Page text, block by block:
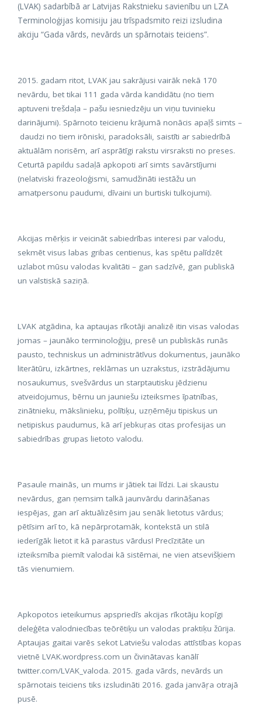
(LVAK) sadarbībā ar Latvijas Rakstnieku savienību un LZA
Terminoloģijas komisiju jau trīspadsmito reizi izsludina
akciju “Gada vārds, nevārds un spārnotais teiciens”.
2015. gadam ritot, LVAK jau sakrājusi vairāk nekā 170
nevārdu, bet tikai 111 gada vārda kandidātu (no tiem
aptuveni trešdaļa – pašu iesniedzēju un viņu tuvinieku
darinājumi). Spārnoto teicienu krājumā nonācis apaļš simts –
daudzi no tiem irōniski, paradoksāli, saistīti ar sabiedrībā
aktuālām norisēm, arī asprātīgi rakstu virsraksti no preses.
Ceturtā papildu sadaļā apkopoti arī simts savārstījumi
(nelatviski frazeoloģismi, samudžināti iestāžu un
amatpersonu paudumi, dīvaini un burtiski tulkojumi).
Akcijas mērķis ir veicināt sabiedrības interesi par valodu,
sekmēt visus labas gribas centienus, kas spētu palīdzēt
uzlabot mūsu valodas kvalitāti – gan sadzīvē, gan publiskā
un valstiskā saziņā.
LVAK atgādina, ka aptaujas rīkotāji analizē itin visas valodas
jomas – jaunāko terminoloģiju, presē un publiskās runās
pausto, techniskus un administrātīvus dokumentus, jaunāko
literātūru, izkārtnes, reklāmas un uzrakstus, izstrādājumu
nosaukumus, svešvārdus un starptautisku jēdzienu
atveidojumus, bērnu un jauniešu izteiksmes īpatnības,
zinātnieku, mākslinieku, polītiķu, uzņēmēju tipiskus un
netipiskus paudumus, kā arī jebkuŗas citas profesijas un
sabiedrības grupas lietoto valodu.
Pasaule mainās, un mums ir jātiek tai līdzi. Lai skaustu
nevārdus, gan ņemsim talkā jaunvārdu darināšanas
iespējas, gan arī aktuālizēsim jau senāk lietotus vārdus;
pētīsim arī to, kā nepārprotamāk, kontekstā un stilā
iederīgāk lietot it kā parastus vārdus! Precīzitāte un
izteiksmība piemīt valodai kā sistēmai, ne vien atsevišķiem
tās vienumiem.
Apkopotos ieteikumus apspriedīs akcijas rīkotāju kopīgi
deleģēta valodniecības teōrētiķu un valodas praktiķu žūrija.
Aptaujas gaitai varēs sekot Latviešu valodas attīstības kopas
vietnē LVAK.wordpress.com un čivinātavas kanālī
twitter.com/LVAK_valoda. 2015. gada vārds, nevārds un
spārnotais teiciens tiks izsludināti 2016. gada janvāŗa otrajā
pusē.